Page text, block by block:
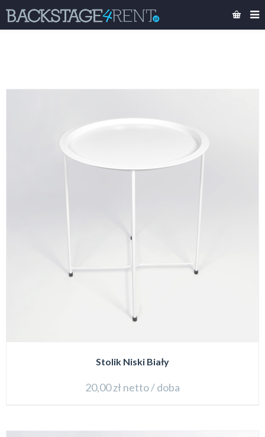
Stolik Niski Biały
20,00zł netto / doba